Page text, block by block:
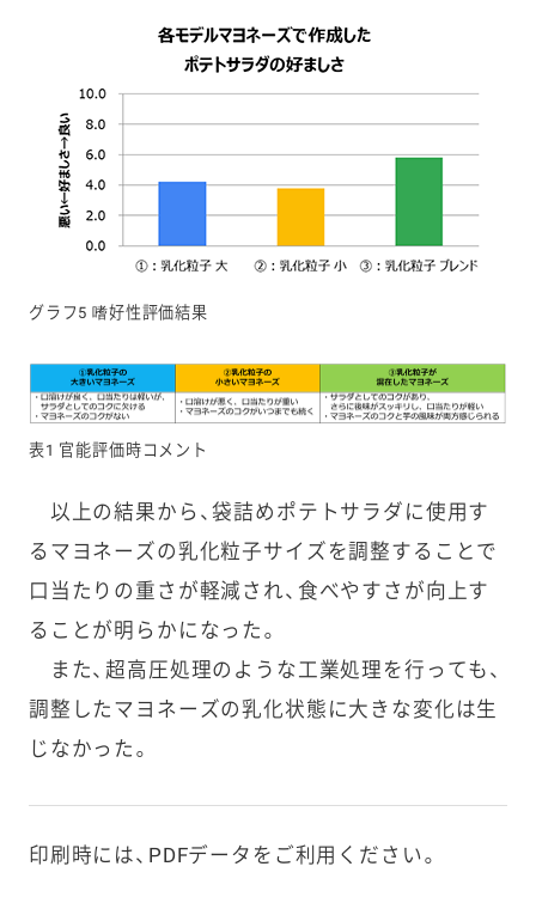
グラフ5 嗜好性評価結果
表1 官能評価時コメント
以上の結果から、袋詰めポテトサラダに使用す
るマヨネーズの乳化粒子サイズを調整することで
口当たりの重さが軽減され、食べやすさが向上す
ることが明らかになった。
また、超高圧処理のような工業処理を行っても、
調整したマヨネーズの乳化状態に大きな変化は生
じなかった。
印刷時には、PDFデータをご利用ください。